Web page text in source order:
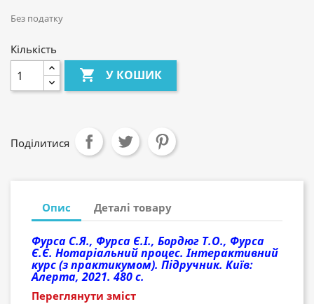
Без податку
Кількість
 У КОШИК
Поділитися
Опис Деталі товару
Фурса С.Я., Фурса Є.І., Бордюг Т.О., Фурса
Є.Є. Нотаріальний процес. Інтерактивний
курс (з практикумом). Підручник. Київ:
Алерта, 2021. 480 с.
Переглянути зміст